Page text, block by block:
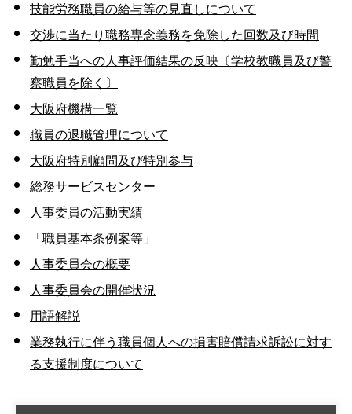
技能労務職員の給与等の見直しについて
交渉に当たり職務専念義務を免除した回数及び時間
勤勉手当への人事評価結果の反映〔学校教職員及び警
察職員を除く〕
大阪府機構一覧
職員の退職管理について
大阪府特別顧問及び特別参与
総務サービスセンター
人事委員の活動実績
「職員基本条例案等」
人事委員会の概要
人事委員会の開催状況
用語解説
業務執行に伴う職員個人への損害賠償請求訴訟に対す
る支援制度について